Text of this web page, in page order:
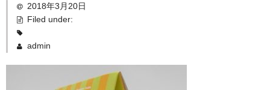
在庫処分セール
全取扱商品
2018年3月20日
Filed under:
admin